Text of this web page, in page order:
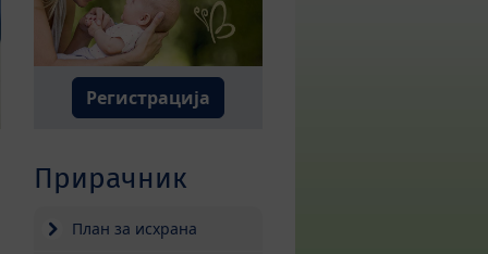
Регистрација
Прирачник
План за исхрана